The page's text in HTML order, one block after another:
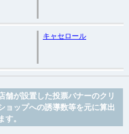
キャセロール
舗が設置した投票バナーのクリ
ョップへの誘導数等を元に算出
す。